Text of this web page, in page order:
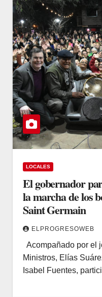
LOCALES
El gobernador
la marcha de los
Saint Germain
ELPROGRESOWEB
Acompañado por el
Ministros, Elías
Isabel Fuentes,